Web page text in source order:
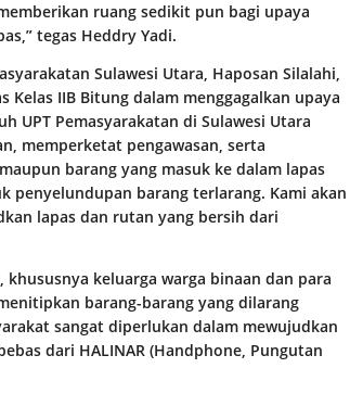
ruang sedikit pun bagi upaya
tegas Heddry Yadi.
Sulawesi Utara, Haposan Silalahi,
IIB Bitung dalam menggagalkan upaya
UPT Pemasyarakatan di Sulawesi Utara
memperketat pengawasan, serta
barang yang masuk ke dalam lapas
penyelundupan barang terlarang. Kami akan
lapas dan rutan yang bersih dari
keluarga warga binaan dan para
barang-barang yang dilarang
sangat diperlukan dalam mewujudkan
dari HALINAR (Handphone, Pungutan